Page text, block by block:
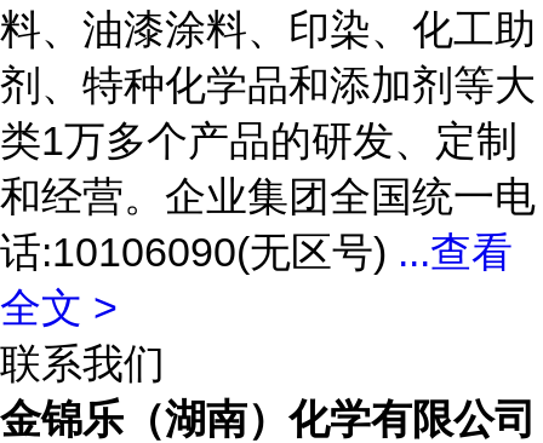
料、油漆涂料、印染、化工助
剂、特种化学品和添加剂等大
类1万多个产品的研发、定制
和经营。企业集团全国统一电
话:10106090(无区号) ...查看
全文 >
联系我们
金锦乐（湖南）化学有限公司